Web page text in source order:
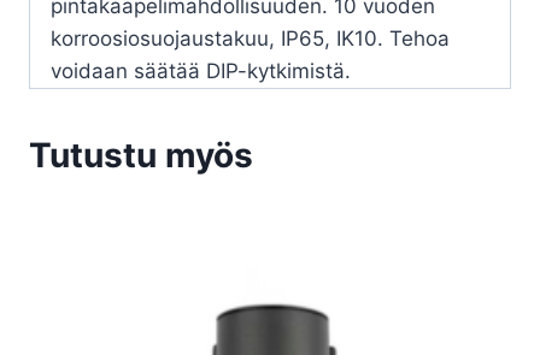
pintakaapelimahdollisuuden. 10 vuoden
korroosiosuojaustakuu, IP65, IK10. Tehoa
voidaan säätää DIP-kytkimistä.
Tutustu myös